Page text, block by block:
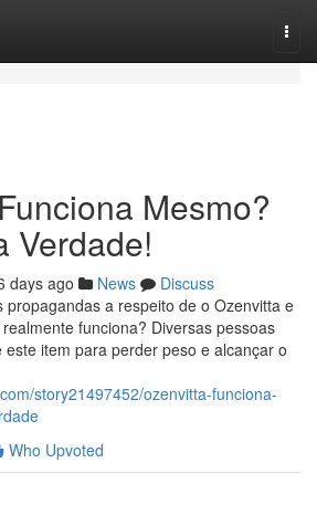
Mesmo?
Verdade!
days ago News
Discuss
propagandas a respeito de o Ozenvitta e
funciona? Diversas pessoas
item para perder peso e alcançar o
story21497452/ozenvitta-funciona-
Who Upvoted